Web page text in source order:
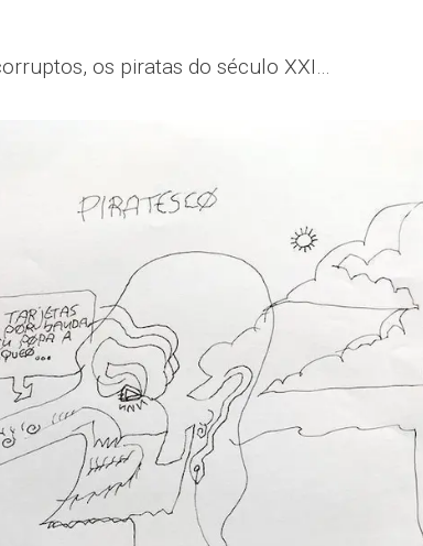
os piratas do século XXI…